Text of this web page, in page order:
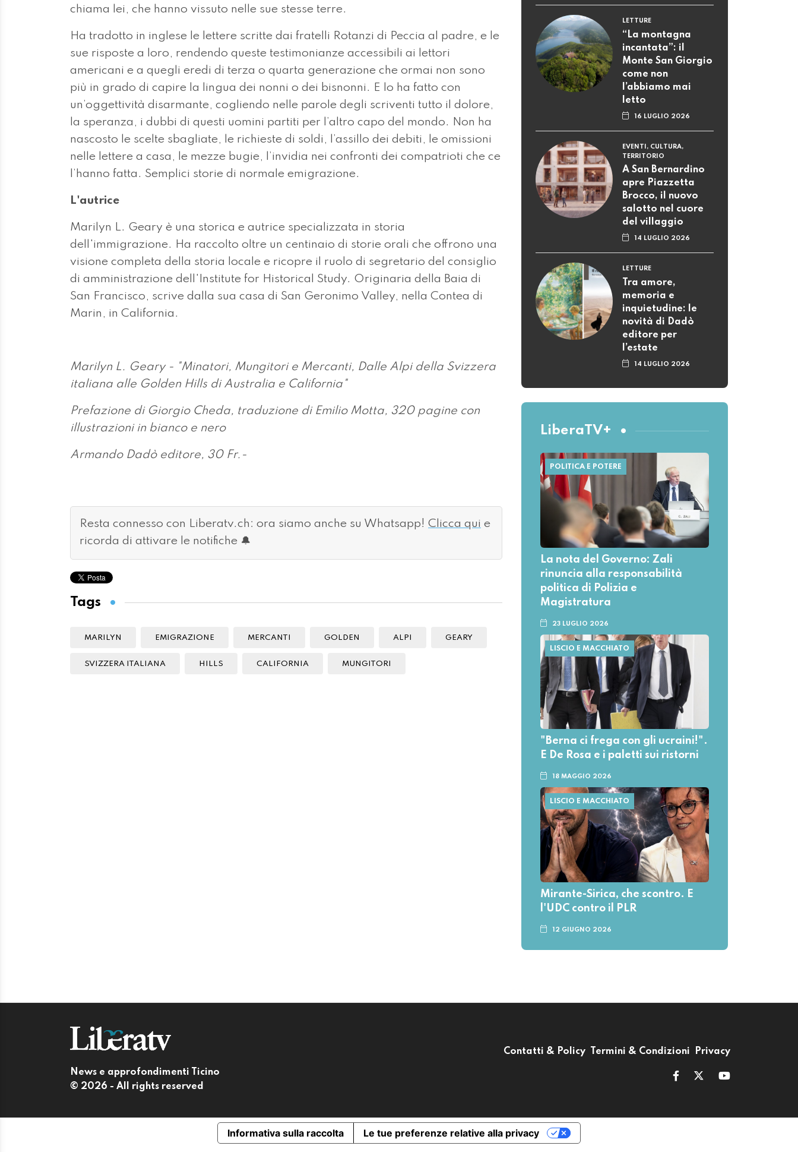
chiama lei, che hanno vissuto nelle sue stesse terre.
Ha tradotto in inglese le lettere scritte dai fratelli Rotanzi di Peccia al padre, e le
sue risposte a loro, rendendo queste testimonianze accessibili ai lettori
americani e a quegli eredi di terza o quarta generazione che ormai non sono
più in grado di capire la lingua dei nonni o dei bisnonni. E lo ha fatto con
un’oggettività disarmante, cogliendo nelle parole degli scriventi tutto il dolore,
la speranza, i dubbi di questi uomini partiti per l’altro capo del mondo. Non ha
nascosto le scelte sbagliate, le richieste di soldi, l’assillo dei debiti, le omissioni
nelle lettere a casa, le mezze bugie, l’invidia nei confronti dei compatrioti che ce
l’hanno fatta. Semplici storie di normale emigrazione.
L'autrice
Marilyn L. Geary è una storica e autrice specializzata in storia
dell'immigrazione. Ha raccolto oltre un centinaio di storie orali che offrono una
visione completa della storia locale e ricopre il ruolo di segretario del consiglio
di amministrazione dell'Institute for Historical Study. Originaria della Baia di
San Francisco, scrive dalla sua casa di San Geronimo Valley, nella Contea di
Marin, in California.
Marilyn L. Geary - "Minatori, Mungitori e Mercanti, Dalle Alpi della Svizzera
italiana alle Golden Hills di Australia e California"
Prefazione di Giorgio Cheda, traduzione di Emilio Motta, 320 pagine con
illustrazioni in bianco e nero
Armando Dadò editore, 30 Fr.-
Resta connesso con Liberatv.ch: ora siamo anche su Whatsapp! Clicca qui e
ricorda di attivare le notifiche 🔔
Tags
MARILYN EMIGRAZIONE MERCANTI GOLDEN ALPI GEARY
SVIZZERA ITALIANA HILLS CALIFORNIA MUNGITORI
LETTURE
“La montagna
incantata”: il
Monte San Giorgio
come non
l’abbiamo mai
letto
16 LUGLIO 2026
EVENTI, CULTURA,
TERRITORIO
A San Bernardino
apre Piazzetta
Brocco, il nuovo
salotto nel cuore
del villaggio
14 LUGLIO 2026
LETTURE
Tra amore,
memoria e
inquietudine: le
novità di Dadò
editore per
l’estate
14 LUGLIO 2026
LiberaTV+
POLITICA E POTERE
La nota del Governo: Zali
rinuncia alla responsabilità
politica di Polizia e
Magistratura
23 LUGLIO 2026
LISCIO E MACCHIATO
"Berna ci frega con gli ucraini!".
E De Rosa e i paletti sui ristorni
18 MAGGIO 2026
LISCIO E MACCHIATO
Mirante-Sirica, che scontro. E
l'UDC contro il PLR
12 GIUGNO 2026
News e approfondimenti Ticino
© 2026 - All rights reserved
Contatti & Policy Termini & Condizioni Privacy
Informativa sulla raccolta Le tue preferenze relative alla privacy